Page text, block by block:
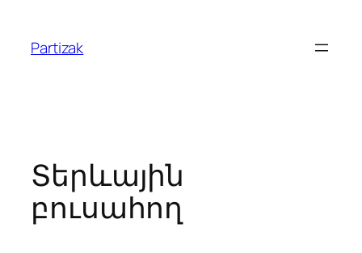
content
Partizak
Տերևային
բուսահող